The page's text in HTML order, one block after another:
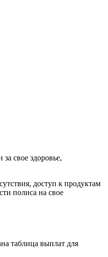
свое здоровье,
доступ к продуктам
полиса на свое
таблица выплат для